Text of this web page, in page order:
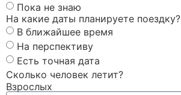
Пока не знаю
На какие даты планируете поездку?
В ближайшее время
На перспективу
Есть точная дата
Сколько человек летит?
Взрослых